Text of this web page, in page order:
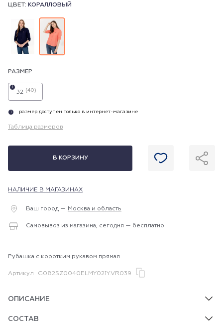
ЦВЕТ: КОРАЛЛОВЫЙ
РАЗМЕР
32 (40)
i
i размер доступен только в интернет-магазине
Таблица размеров
В КОРЗИНУ
НАЛИЧИЕ В МАГАЗИНАХ
Ваш город — Москва и область
Самовывоз из магазина, сегодня — бесплатно
Рубашка с коротким рукавом прямая
Артикул G082SZ0040ELMY021Y.VR039
ОПИСАНИЕ
СОСТАВ